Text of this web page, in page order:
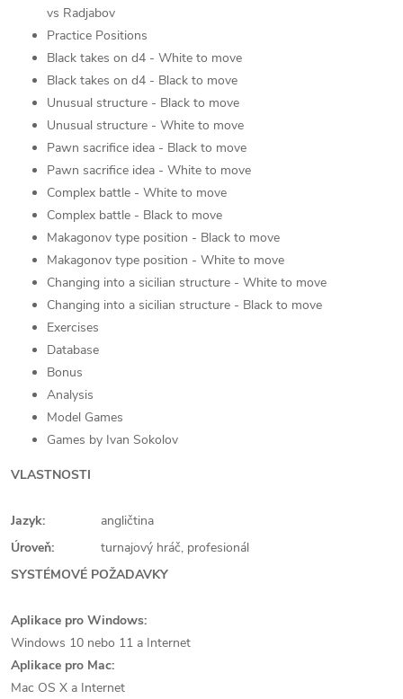
vs Radjabov
Practice Positions
Black takes on d4 - White to move
Black takes on d4 - Black to move
Unusual structure - Black to move
Unusual structure - White to move
Pawn sacrifice idea - Black to move
Pawn sacrifice idea - White to move
Complex battle - White to move
Complex battle - Black to move
Makagonov type position - Black to move
Makagonov type position - White to move
Changing into a sicilian structure - White to move
Changing into a sicilian structure - Black to move
Exercises
Database
Bonus
Analysis
Model Games
Games by Ivan Sokolov
VLASTNOSTI
Jazyk:
angličtina
Úroveň:
turnajový hráč, profesionál
SYSTÉMOVÉ POŽADAVKY
Aplikace pro Windows:
Windows 10 nebo 11 a Internet
Aplikace pro Mac:
Mac OS X a Internet